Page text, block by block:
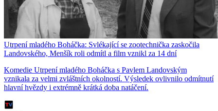
Utrpení mladého Boháčka: Svlékající se zootechnička zaskočila
Landovského, Menšík roli odmítl a film vznikl za 14 dní
Komedie Utrpení mladého Boháčka s Pavlem Landovským
vznikala za velmi zvláštních okolností. Výsledek ovlivnilo odmítnutí
hlavní hvězdy i extrémně krátká doba natáčení.